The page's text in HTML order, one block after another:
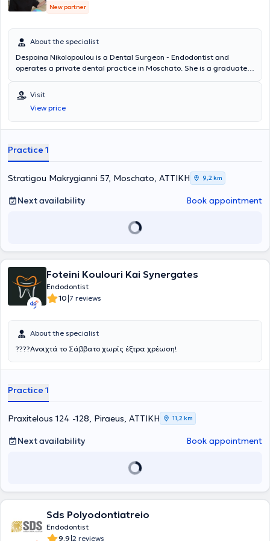
New partner
About the specialist
Despoina Nikolopoulou is a Dental Surgeon - Endodontist and
operates a private dental practice in Moschato. She is a graduate
Athens and holds a postgraduate degree in Endodontics from the
University of Central Lancashire. She has extensive experience and
training, having worked in major clinics in both Greece and the
United Kingdom.
Visit
View price
Practice 1
Stratigou Makrygianni 57, Moschato, ΑΤΤΙΚΗ 9,2 km
Next availability Book appointment
Foteini Koulouri Kai Synergates
Endodontist
10|7 reviews
About the specialist
????Ανοιχτά το Σάββατο χωρίς έξτρα χρέωση!
Practice 1
Praxitelous 124 -128, Piraeus, ΑΤΤΙΚΗ 11,2 km
Next availability Book appointment
Sds Polyodontiatreio
Endodontist
9.9|2 reviews